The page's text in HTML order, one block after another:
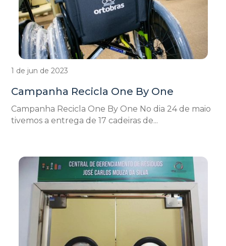
1 de jun de 2023
Campanha Recicla One By One
Campanha Recicla One By One No dia 24 de maio
tivemos a entrega de 17 cadeiras de...